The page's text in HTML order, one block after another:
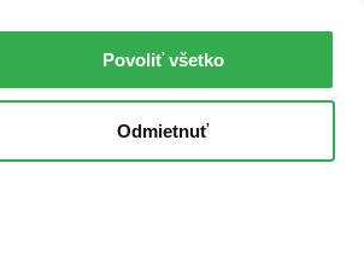
Povoliť všetko
Odmietnuť